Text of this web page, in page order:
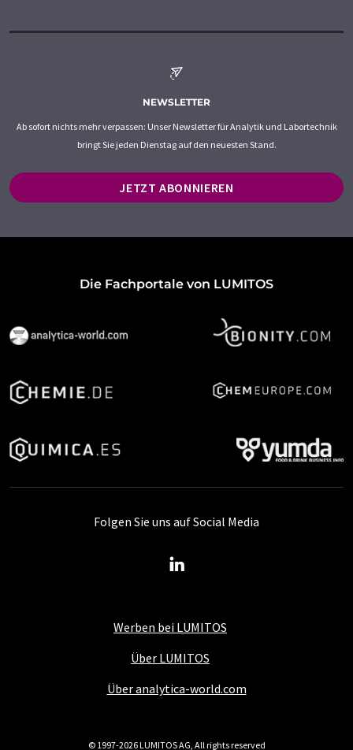
NEWSLETTER
Ab sofort nichts mehr verpassen: Unser Newsletter für Analytik und Labortechnik
bringt Sie jeden Dienstag auf den neuesten Stand.
JETZT ABONNIEREN
Die Fachportale von LUMITOS
Werben bei LUMITOS
Über LUMITOS
Über analytica-world.com
Folgen Sie uns auf Social Media
© 1997-2026 LUMITOS AG, All rights reserved